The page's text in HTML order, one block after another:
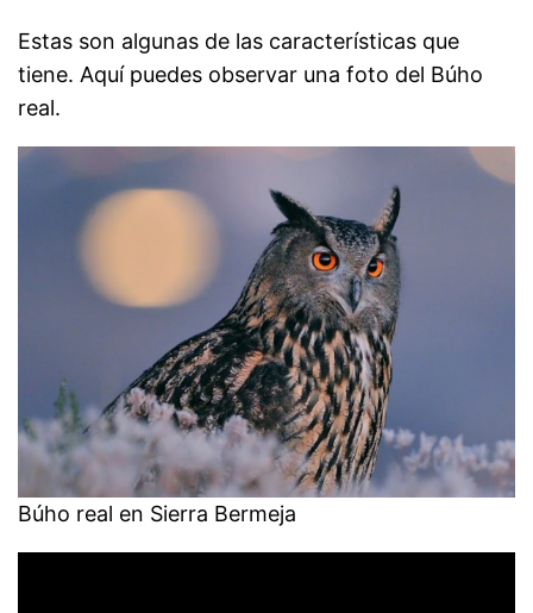
Estas son algunas de las características que
tiene. Aquí puedes observar una foto del Búho
real.
Búho real en Sierra Bermeja